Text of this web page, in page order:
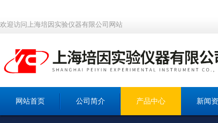
欢迎访问上海培因实验仪器有限公司网站
网站首页 公司简介 产品中心 新闻